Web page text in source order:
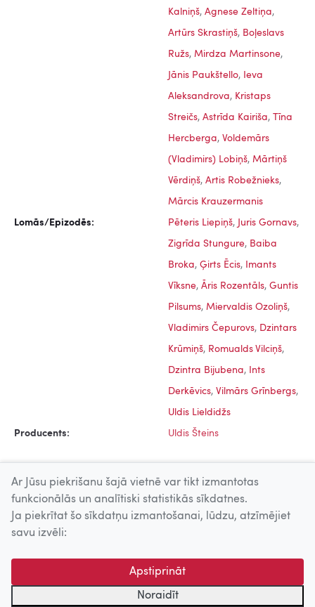
Kalniņš, Agnese Zeltiņa,
Artūrs Skrastiņš, Boļeslavs
Ružs, Mirdza Martinsone,
Jānis Paukštello, Ieva
Aleksandrova, Kristaps
Streičs, Astrīda Kairiša, Tīna
Hercberga, Voldemārs
(Vladimirs) Lobiņš, Mārtiņš
Vērdiņš, Artis Robežnieks,
Mārcis Krauzermanis
Lomās/Epizodēs: Pēteris Liepiņš, Juris Gornavs,
Zigrīda Stungure, Baiba
Broka, Ģirts Ēcis, Imants
Vīksne, Āris Rozentāls, Guntis
Pilsums, Miervaldis Ozoliņš,
Vladimirs Čepurovs, Dzintars
Krūmiņš, Romualds Vilciņš,
Dzintra Bijubena, Ints
Derkēvics, Vilmārs Grīnbergs,
Uldis Lieldidžs
Producents: Uldis Šteins
Uz augšu
© 2026 Nacionālais Kino centrs, Kultūras informācijas sistēmu
centrs. Sadarbības partneris: Latvijas Valsts
kinofotofonodokumentu arhīvs.
Ar Jūsu piekrišanu šajā vietnē var tikt izmantotas
funkcionālās un analītiski statistikās sīkdatnes.
Ja piekrītat šo sīkdatņu izmantošanai, lūdzu, atzīmējiet
savu izvēli:
Apstiprināt
Noraidīt